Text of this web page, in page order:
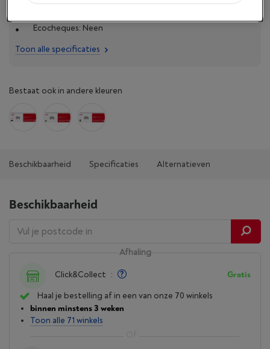
Ecocheques: Neen
Toon alle specificaties
Bestaat ook in andere kleuren
Beschikbaarheid Specificaties Alternatieven
Beschikbaarheid
Afhaling
Click&Collect : Gratis
Haal je bestelling af in een van onze 70 winkels
binnen minstens 3 weken
Toon alle 71 winkels